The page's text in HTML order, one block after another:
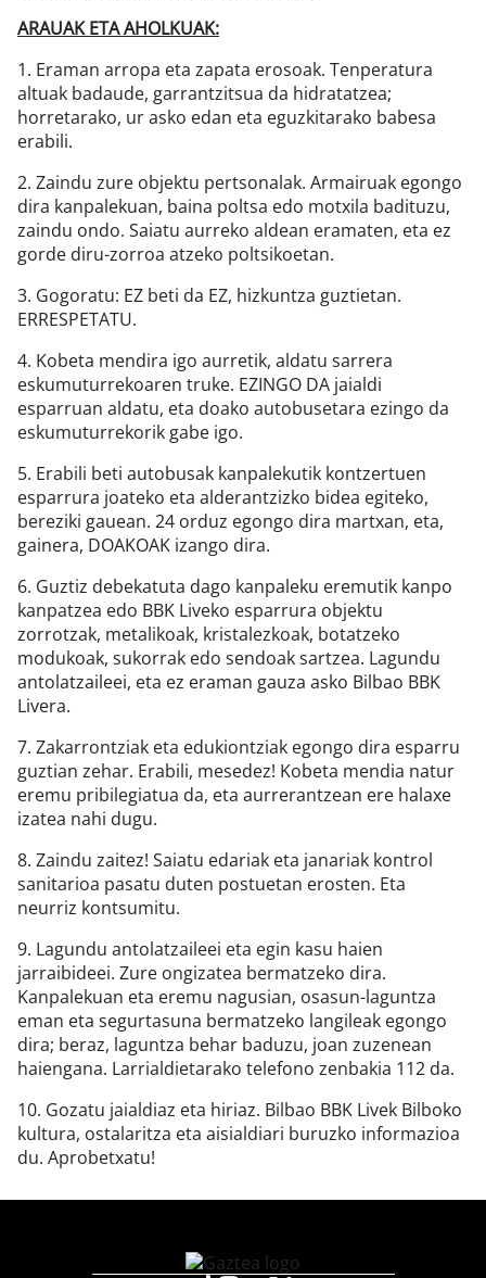
ARAUAK ETA AHOLKUAK:
1. Eraman arropa eta zapata erosoak. Tenperatura
altuak badaude, garrantzitsua da hidratatzea;
horretarako, ur asko edan eta eguzkitarako babesa
erabili.
2. Zaindu zure objektu pertsonalak. Armairuak egongo
dira kanpalekuan, baina poltsa edo motxila badituzu,
zaindu ondo. Saiatu aurreko aldean eramaten, eta ez
gorde diru-zorroa atzeko poltsikoetan.
3. Gogoratu: EZ beti da EZ, hizkuntza guztietan.
ERRESPETATU.
4. Kobeta mendira igo aurretik, aldatu sarrera
eskumuturrekoaren truke. EZINGO DA jaialdi
esparruan aldatu, eta doako autobusetara ezingo da
eskumuturrekorik gabe igo.
5. Erabili beti autobusak kanpalekutik kontzertuen
esparrura joateko eta alderantzizko bidea egiteko,
bereziki gauean. 24 orduz egongo dira martxan, eta,
gainera, DOAKOAK izango dira.
6. Guztiz debekatuta dago kanpaleku eremutik kanpo
kanpatzea edo BBK Liveko esparrura objektu
zorrotzak, metalikoak, kristalezkoak, botatzeko
modukoak, sukorrak edo sendoak sartzea. Lagundu
antolatzaileei, eta ez eraman gauza asko Bilbao BBK
Livera.
7. Zakarrontziak eta edukiontziak egongo dira esparru
guztian zehar. Erabili, mesedez! Kobeta mendia natur
eremu pribilegiatua da, eta aurrerantzean ere halaxe
izatea nahi dugu.
8. Zaindu zaitez! Saiatu edariak eta janariak kontrol
sanitarioa pasatu duten postuetan erosten. Eta
neurriz kontsumitu.
9. Lagundu antolatzaileei eta egin kasu haien
jarraibideei. Zure ongizatea bermatzeko dira.
Kanpalekuan eta eremu nagusian, osasun-laguntza
eman eta segurtasuna bermatzeko langileak egongo
dira; beraz, laguntza behar baduzu, joan zuzenean
haiengana. Larrialdietarako telefono zenbakia 112 da.
10. Gozatu jaialdiaz eta hiriaz. Bilbao BBK Livek Bilboko
kultura, ostalaritza eta aisialdiari buruzko informazioa
du. Aprobetxatu!